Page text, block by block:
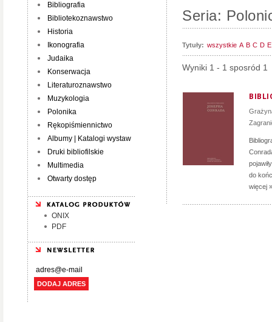
Bibliografia
Bibliotekoznawstwo
Historia
Ikonografia
Judaika
Konserwacja
Literaturoznawstwo
Muzykologia
Polonika
Rękopiśmiennictwo
Albumy | Katalogi wystaw
Druki bibliofilskie
Multimedia
Otwarty dostęp
ONIX
PDF
DODAJ ADRES
Seria:
Tytuły: wszystkie A B C D E
Wyniki 1 - 1 sposród 1
do
więcej »